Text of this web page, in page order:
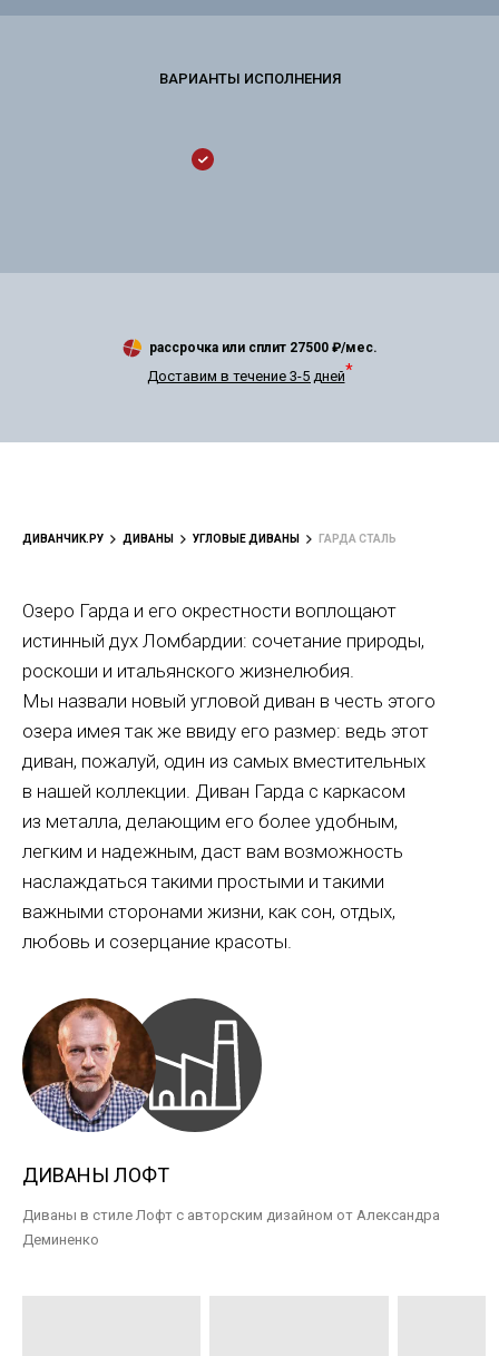
рассрочка или сплит 27500 ₽/мес.
Доставим в течение 3-5 дней*
ДИВАНЧИК.РУ ДИВАНЫ УГЛОВЫЕ ДИВАНЫ ГАРДА СТАЛЬ
Озеро Гарда и его окрестности воплощают
истинный дух Ломбардии: сочетание природы,
роскоши и итальянского жизнелюбия.
Мы назвали новый угловой диван в честь этого
озера имея так же ввиду его размер: ведь этот
диван, пожалуй, один из самых вместительных
в нашей коллекции. Диван Гарда с каркасом
из металла, делающим его более удобным,
легким и надежным, даст вам возможность
наслаждаться такими простыми и такими
важными сторонами жизни, как сон, отдых,
любовь и созерцание красоты.
ДИВАНЫ ЛОФТ
Диваны в стиле Лофт с авторским дизайном от Александра
Деминенко